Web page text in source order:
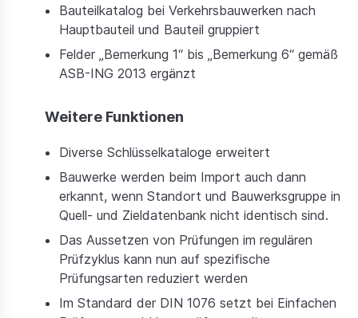
Bauteilkatalog bei Verkehrsbauwerken nach
Hauptbauteil und Bauteil gruppiert
Felder „Bemerkung 1“ bis „Bemerkung 6“ gemäß
ASB-ING 2013 ergänzt
Weitere Funktionen
Diverse Schlüsselkataloge erweitert
Bauwerke werden beim Import auch dann
erkannt, wenn Standort und Bauwerksgruppe in
Quell- und Zieldatenbank nicht identisch sind.
Das Aussetzen von Prüfungen im regulären
Prüfzyklus kann nun auf spezifische
Prüfungsarten reduziert werden
Im Standard der DIN 1076 setzt bei Einfachen